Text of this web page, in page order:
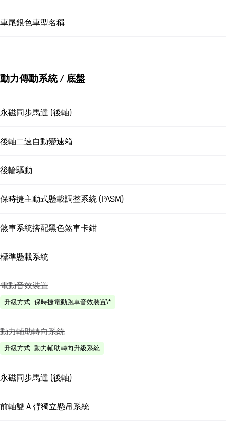
車尾銀色車型名稱
動力傳動系統 / 底盤
永磁同步馬達 (後軸)
後軸二速自動變速箱
後輪驅動
保時捷主動式懸載調整系統 (PASM)
煞車系統搭配黑色煞車卡鉗
標準懸載系統
電動音效裝置
升級方式: 保時捷電動跑車音效裝置\*
動力輔助轉向系統
升級方式: 動力輔助轉向升級系統
永磁同步馬達 (後軸)
前軸雙 A 臂獨立懸吊系統